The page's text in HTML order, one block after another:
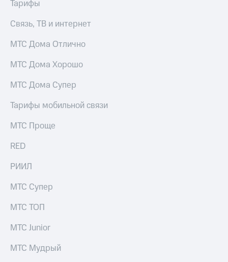
Тарифы
Связь, ТВ и интернет
МТС Дома Отлично
МТС Дома Хорошо
МТС Дома Супер
Тарифы мобильной связи
МТС Проще
RED
РИИЛ
МТС Супер
МТС ТОП
МТС Junior
МТС Мудрый